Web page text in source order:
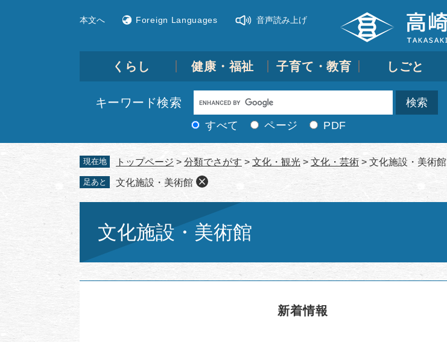
本文へ Foreign Languages 音声読み上げ
くらし 健康・福祉 子育て・教育 しごと
キーワード検索
Google
カ
検
すべて ページ PDF
現在地 トップページ > 分類でさがす > 文化・観光 > 文化・芸術 > 文化施設・美術館
足あと 文化施設・美術館
文化施設・美術館
新着情報